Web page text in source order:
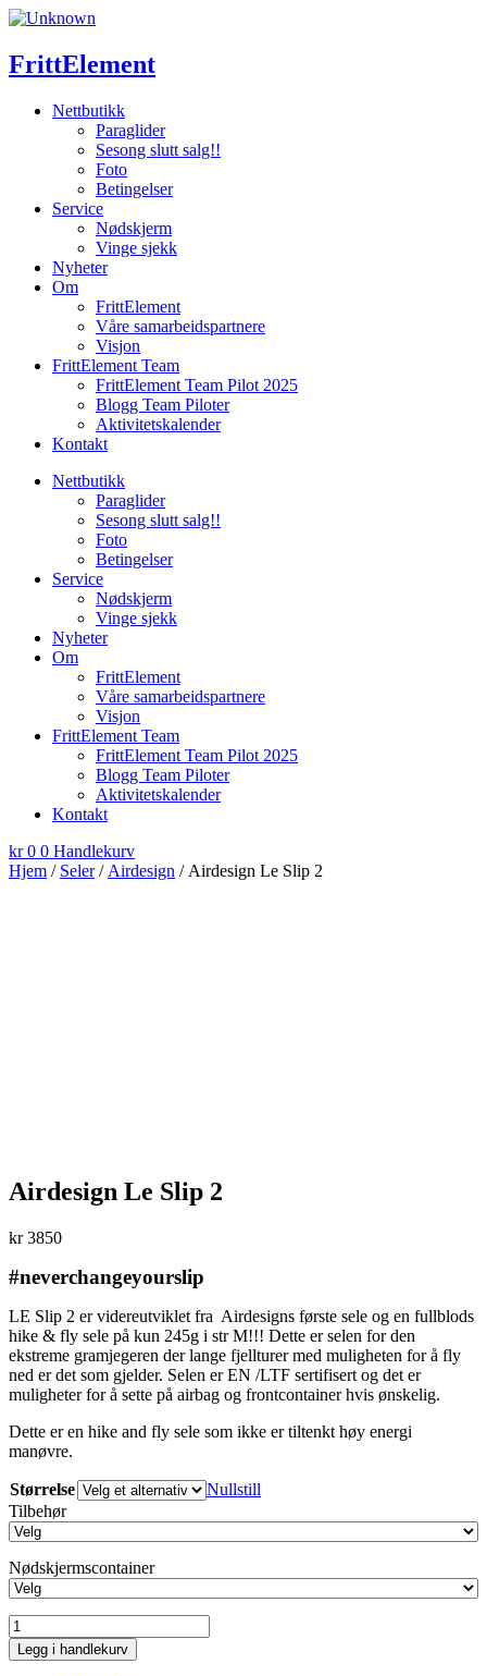
Skip
content
FrittElement
Nettbutikk
Paraglider
Sesong slutt salg!!
Foto
Betingelser
Service
Nødskjerm
Vinge sjekk
Nyheter
Om
FrittElement
Våre samarbeidspartnere
Visjon
FrittElement Team
FrittElement Team Pilot 2025
Blogg Team Piloter
Aktivitetskalender
Kontakt
Nettbutikk
Paraglider
Sesong slutt salg!!
Foto
Betingelser
Service
Nødskjerm
Vinge sjekk
Nyheter
Om
FrittElement
Våre samarbeidspartnere
Visjon
FrittElement Team
FrittElement Team Pilot 2025
Blogg Team Piloter
Aktivitetskalender
Kontakt
kr0 0 Handlekurv
Hjem / Seler/ Airdesign / Airdesign Le Slip 2
Airdesign Le Slip 2
kr3850
#neverchangeyourslip
LE Slip 2 er videreutviklet fra Airdesigns første sele og en fullblods
hike & fly sele på kun 245g i str M!!! Dette er selen for den
ekstreme gramjegeren der lange fjellturer med muligheten for å fly
ned er det som gjelder. Selen er EN /LTF sertifisert og det er
muligheter for å sette på airbag og frontcontainer hvis ønskelig.
Dette er en hike and fly sele som ikke er tiltenkt høy energi
manøvre.
Størrelse
Nullstill
Tilbehør
Nødskjermscontainer
Airdesign
Le
Slip
Legg i handlekurv